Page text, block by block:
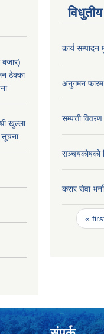
बजार)
ठेक्का
खुल्ला
सूचना
कार्य
अनुगमन फारम
सम्पत्ती
सञ्चयकोषको
करार सेवा
«